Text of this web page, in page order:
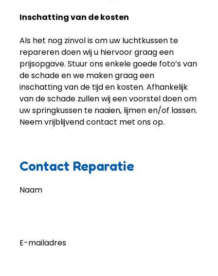
Inschatting van de kosten
Als het nog zinvol is om uw luchtkussen te
repareren doen wij u hiervoor graag een
prijsopgave. Stuur ons enkele goede foto’s van
de schade en we maken graag een
inschatting van de tijd en kosten. Afhankelijk
van de schade zullen wij een voorstel doen om
uw springkussen te naaien, lijmen en/of lassen.
Neem vrijblijvend contact met ons op.
Contact Reparatie
Naam
E-mailadres